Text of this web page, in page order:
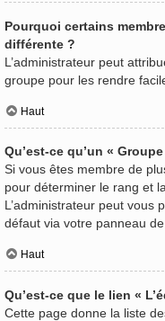
Pourquoi certains
différente ?
L’administrateur peut
groupe pour les rendre
Haut
Qu’est-ce qu’un «
Si vous êtes membre de
pour déterminer le rang et
L’administrateur peut vous
défaut via votre panneau de
Haut
Qu’est-ce que le lien «
Cette page donne la liste